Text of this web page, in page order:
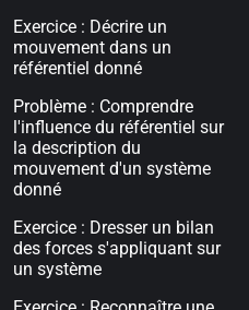
Exercice : Décrire un
mouvement dans un
référentiel donné
Problème : Comprendre
l'influence du référentiel sur
la description du
mouvement d'un système
donné
Exercice : Dresser un bilan
des forces s'appliquant sur
un système